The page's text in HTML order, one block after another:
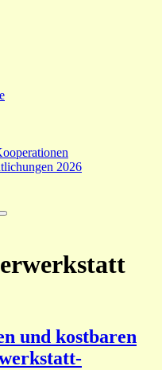
2026
und kostbaren